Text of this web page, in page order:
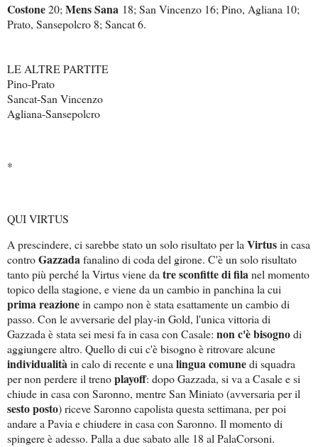
Costone20;Mens Sana 18; San Vincenzo 16; Pino, Agliana 10;
Prato, Sansepolcro 8; Sancat 6.
LE ALTRE PARTITE
Pino-Prato
Sancat-San Vincenzo
Agliana-Sansepolcro
*
QUI VIRTUS
A prescindere, ci sarebbe stato un solo risultato per laVirtusin casa
controGazzadafanalino di coda del girone. C'è un solo risultato
tanto più perché la Virtus viene datre sconfitte di filanel momento
topico della stagione, e viene da un cambio in panchina la cui
prima reazionein campo non è stata esattamente un cambio di
passo. Con le avversarie del play-in Gold, l'unica vittoria di
Gazzada è stata sei mesi fa in casa con Casale: non c'è bisognodi
aggiungere altro. Quello di cui c'è bisogno è ritrovare alcune
individualitàin calo di recente e unalingua comunedi squadra
per non perdere il trenoplayoff: dopo Gazzada, si va a Casale e si
chiude in casa con Saronno, mentre San Miniato (avversaria per il
sesto posto) riceve Saronno capolista questa settimana, per poi
andare a Pavia e chiudere in casa con Saronno. Il momento di
spingere è adesso. Palla a due sabato alle 18 al PalaCorsoni.